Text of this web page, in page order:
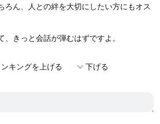
ろん、人との絆を大切にしたい方にもオス
、きっと会話が弾むはずですよ。
キングを上げる expand_more下げる